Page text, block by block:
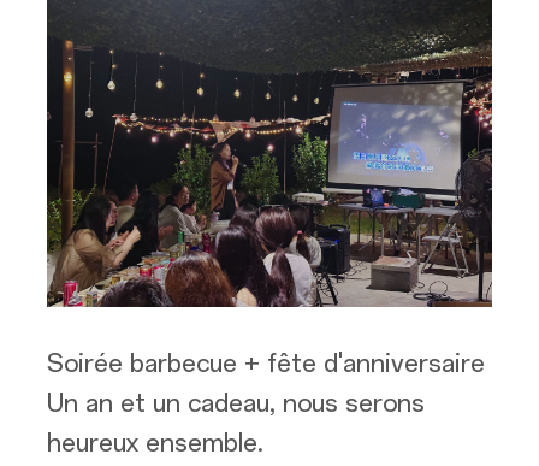
Soirée barbecue + fête d'anniversaire
Un an et un cadeau, nous serons
heureux ensemble.